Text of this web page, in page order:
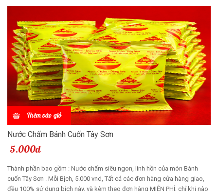
Thêm vào giỏ
Nước Chấm Bánh Cuốn Tây Sơn
5.000đ
Thành phần bao gồm : Nước chấm siêu ngon, linh hồn của món Bánh
cuốn Tây Sơn . Mỗi Bịch, 5.000 vnd, Tất cả các đơn hàng cửa hàng giao,
đều 100% sử dụng bịch này, và kèm theo đơn hàng MIỄN PHÍ, chỉ khi nào